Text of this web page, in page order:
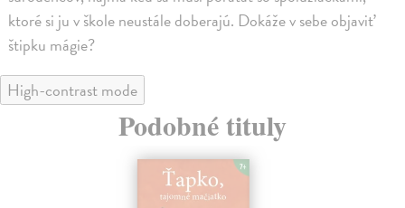
ktoré si ju v škole neustále doberajú. Dokáže v sebe objaviť
štipku mágie?
High-contrast mode
Podobné tituly